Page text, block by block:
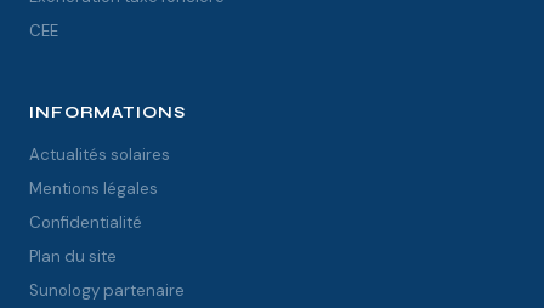
CEE
INFORMATIONS
Actualités solaires
Mentions légales
Confidentialité
Plan du site
Sunology partenaire